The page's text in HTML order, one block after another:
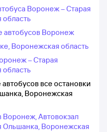
Воронеж – Старая
автобусов Воронеж
Воронежская область
– Старая
все остановки
Воронежская
Воронеж, Автовокзал
Ольшанка, Воронежская